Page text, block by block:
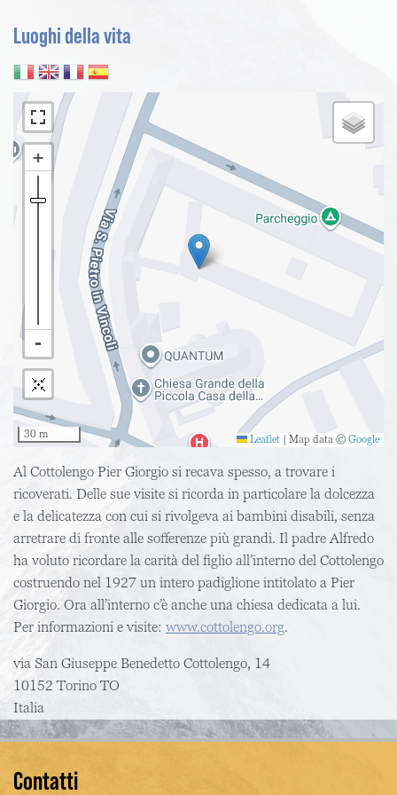
Luoghi della vita
30 m Leaflet | Map data © Google
Al Cottolengo Pier Giorgio si recava spesso, a trovare i
ricoverati. Delle sue visite si ricorda in particolare la dolcezza
e la delicatezza con cui si rivolgeva ai bambini disabili, senza
arretrare di fronte alle sofferenze più grandi. Il padre Alfredo
ha voluto ricordare la carità del figlio all’interno del Cottolengo
costruendo nel 1927 un intero padiglione intitolato a Pier
Giorgio. Ora all’interno c’è anche una chiesa dedicata a lui.
Per informazioni e visite: www.cottolengo.org.
via San Giuseppe Benedetto Cottolengo, 14
10152 Torino TO
Italia
Contatti